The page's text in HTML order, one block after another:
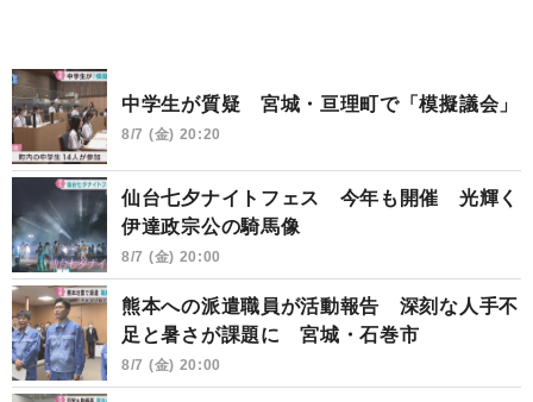
中学生が質疑 宮城・亘理町で「模擬議会」
8/7 (金) 20:20
仙台七夕ナイトフェス 今年も開催 光輝く
伊達政宗公の騎馬像
8/7 (金) 20:00
熊本への派遣職員が活動報告 深刻な人手不
足と暑さが課題に 宮城・石巻市
8/7 (金) 20:00